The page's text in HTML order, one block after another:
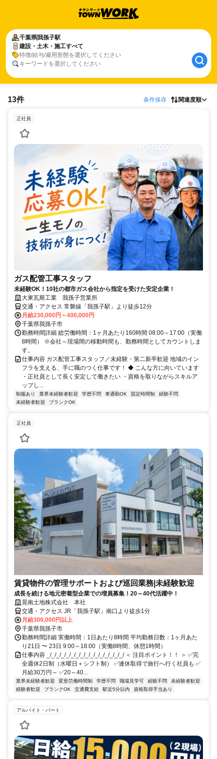
千葉県我孫子駅
建設・土木・施工すべて
特徴/給与/雇用形態を選択してください
キーワードを選択してください
13件 条件保存 関連度順
正社員
ガス配管工事スタッフ
未経験OK！10社の都市ガス会社から指定を受けた安定企業！
大東瓦斯工業 我孫子営業所
交通・アクセス 常磐線「我孫子駅」より徒歩12分
月給230,000円～400,000円
千葉県我孫子市
勤務時間詳細 総労働時間：1ヶ月あたり160時間 08:00～17:00（実働
8時間） ※会社～現場間の移動時間も、勤務時間としてカウントしま
す。
仕事内容 ガス配管工事スタッフ／未経験・第二新卒歓迎 地域のイン
フラを支える、手に職のつく仕事です！ ◆ こんな方に向いています
・正社員として長く安定して働きたい ・資格を取りながらスキルア
ップし...
制服あり 業界未経験者歓迎 学歴不問 車通勤OK 固定時間制
経験不問
未経験者歓迎
ブランクOK
正社員
賃貸物件の管理サポートおよび巡回業務|未経験歓迎
成長を続ける地元密着型企業での増員募集！20～40代活躍中！
晃南土地株式会社 本社
交通・アクセス JR「我孫子駅」南口より徒歩1分
月給300,000円以上
千葉県我孫子市
勤務時間詳細 実働時間：1日あたり8時間 平均勤務日数：1ヶ月あた
り21日 〜 23日 9:00～18:00（実働8時間、休憩1時間）
仕事内容 _/_/_/_/_/_/_/_/_/_/_/_/_/_/_/_/ ＜ 注目ポイント！！ ＞ ✅完
全週休2日制（水曜日＋シフト制） ✅連休取得で旅行へ行く社員も ✅
月給30万円～ ✅20～40...
業界未経験者歓迎 変形労働時間制 学歴不問 職場見学可 経験不問
未経験者歓迎
経験者歓迎
ブランクOK 交通費支給 駅近5分以内 資格取得手当あり
アルバイト・パート